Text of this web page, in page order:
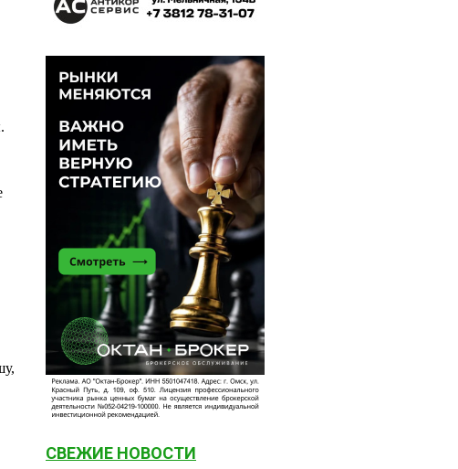
СВЕЖИЕ НОВОСТИ